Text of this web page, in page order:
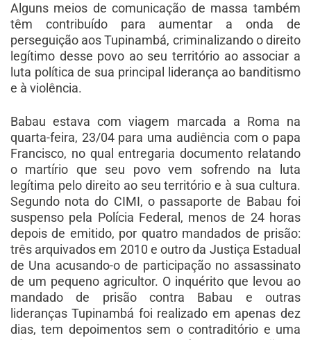
Alguns meios de comunicação de massa também
têm contribuído para aumentar a onda de
perseguição aos Tupinambá, criminalizando o direito
legítimo desse povo ao seu território ao associar a
luta política de sua principal liderança ao banditismo
e à violência.
Babau estava com viagem marcada a Roma na
quarta-feira, 23/04 para uma audiência com o papa
Francisco, no qual entregaria documento relatando
o martírio que seu povo vem sofrendo na luta
legítima pelo direito ao seu território e à sua cultura.
Segundo nota do CIMI, o passaporte de Babau foi
suspenso pela Polícia Federal, menos de 24 horas
depois de emitido, por quatro mandados de prisão:
três arquivados em 2010 e outro da Justiça Estadual
de Una acusando-o de participação no assassinato
de um pequeno agricultor. O inquérito que levou ao
mandado de prisão contra Babau e outras
lideranças Tupinambá foi realizado em apenas dez
dias, tem depoimentos sem o contraditório e uma